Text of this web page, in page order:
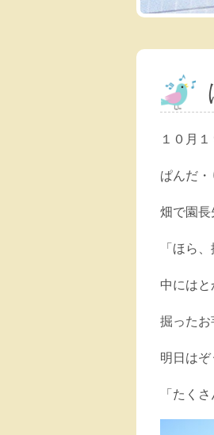
１０月１
ぱんだ・
畑で園長
「ほら
中にはと
掘ったお
明日はぞ
「たく